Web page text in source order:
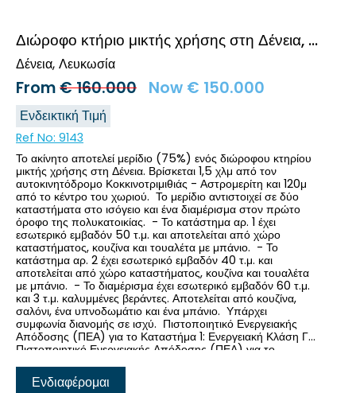
Διώροφο κτήριο μικτής χρήσης στη Δένεια, Λευκωσία
Δένεια Λευκωσία
From€160.000 Now € 150.000
Ενδεικτική Τιμή
Ref No: 9143
Το ακίνητο αποτελεί μερίδιο (75%) ενός διώροφου κτηρίου
μικτής χρήσης στη Δένεια. Βρίσκεται 1,5 χλμ από τον
αυτοκινητόδρομο Κοκκινοτριμιθιάς - Αστρομερίτη και 120μ
από το κέντρο του χωριού. Το μερίδιο αντιστοιχεί σε δύο
καταστήματα στο ισόγειο και ένα διαμέρισμα στον πρώτο
όροφο της πολυκατοικίας. - Το κατάστημα αρ. 1 έχει
εσωτερικό εμβαδόν 50 τ.μ. και αποτελείται από χώρο
καταστήματος, κουζίνα και τουαλέτα με μπάνιο. - Το
κατάστημα αρ. 2 έχει εσωτερικό εμβαδόν 40 τ.μ. και
αποτελείται από χώρο καταστήματος, κουζίνα και τουαλέτα
με μπάνιο. - Το διαμέρισμα έχει εσωτερικό εμβαδόν 60 τ.μ.
και 3 τ.μ. καλυμμένες βεράντες. Αποτελείται από κουζίνα,
σαλόνι, ένα υπνοδωμάτιο και ένα μπάνιο. Υπάρχει
συμφωνία διανομής σε ισχύ. Πιστοποιητικό Ενεργειακής
Απόδοσης (ΠΕΑ) για το Καταστήμα 1: Ενεργειακή Κλάση Γ
Πιστοποιητικό Ενεργειακής Απόδοσης (ΠΕΑ) για το
Ενδιαφέρομαι